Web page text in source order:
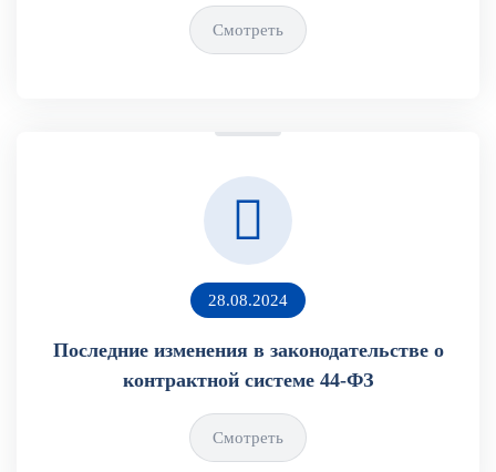
Смотреть
28.08.2024
Последние изменения в законодательстве о
контрактной системе 44-ФЗ
Смотреть